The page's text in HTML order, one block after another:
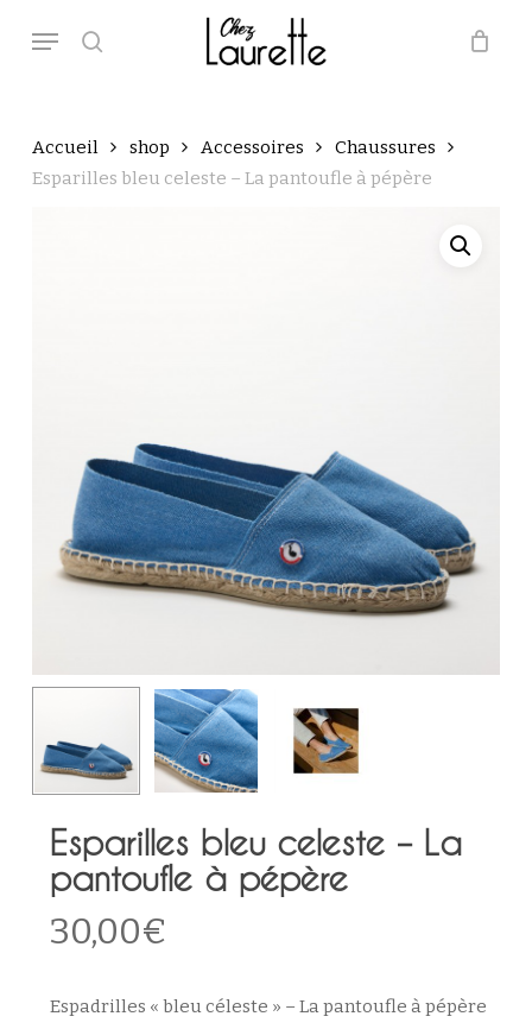
main
search
Menu
Panier Close
Accueil shop Accessoires
Chaussures
Esparilles bleu celeste – La pantoufle à pépère
Esparilles bleu celeste – La
pantoufle à pépère
30,00€
Espadrilles « bleu céleste » – La pantoufle à pépère